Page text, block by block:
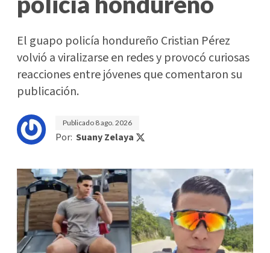
El guapo policía hondureño Cristian Pérez
volvió a viralizarse en redes y provocó curiosas
reacciones entre jóvenes que comentaron su
publicación.
Publicado 8 ago. 2026
Por: Suany Zelaya